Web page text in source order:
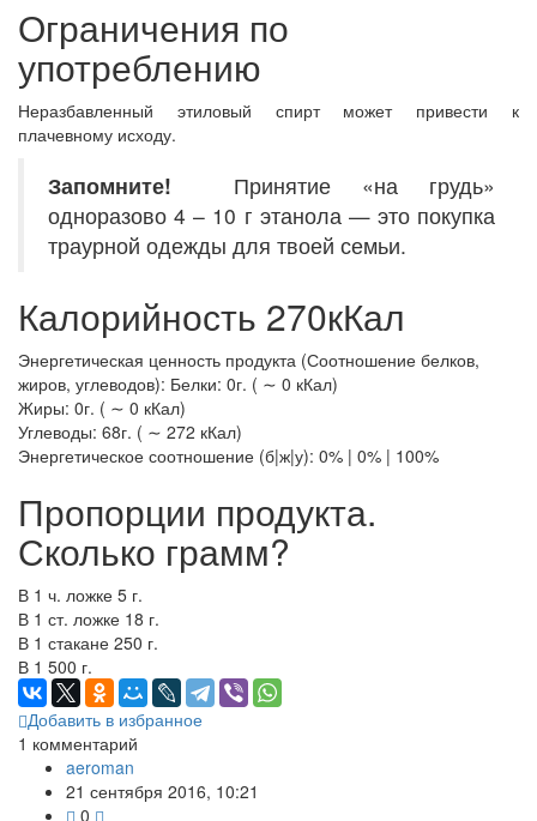
Ограничения по
употреблению
Неразбавленный этиловый спирт может привести к
плачевному исходу.
Запомните! Принятие «на грудь»
одноразово 4 – 10 г этанола — это покупка
траурной одежды для твоей семьи.
Калорийность 270кКал
Энергетическая ценность продукта (Соотношение белков,
жиров, углеводов): Белки: 0г. ( ∼ 0 кКал)
Жиры: 0г. ( ∼ 0 кКал)
Углеводы: 68г. ( ∼ 272 кКал)
Энергетическое соотношение (б|ж|у): 0% | 0% | 100%
Пропорции продукта.
Сколько грамм?
В 1 ч. ложке 5 г.
В 1 ст. ложке 18 г.
В 1 стакане 250 г.
В 1 500 г.
Добавить в избранное
1 комментарий
aeroman
21 сентября 2016, 10:21
0